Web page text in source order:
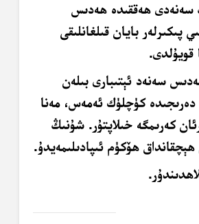
سەنەدى ھەققىدە ھەدىس
پىكىرلەر بايان قىلغانلىقى
قويۇلدى.
سەنەد ئېتىبارى بىلەن
دەرىجىدە كۈچلۈك ئەمەس، مەنا
كەرىمگە خىلاپتۇر. شۇنىڭ
ھۆكۈم ئىپادىلىمەيدۇ.